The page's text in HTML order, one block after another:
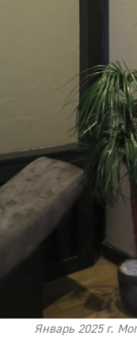
Январь 2025 г.